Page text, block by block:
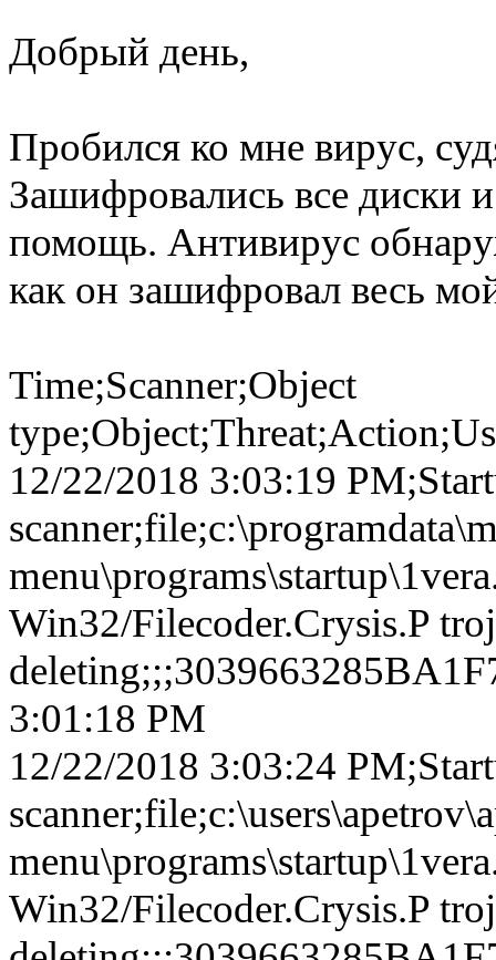
Добрый день,
Пробился ко мне вирус,
Зашифровались все диски
помощь. Антивирус
как он зашифровал весь
Time;Scanner;Object
12/22/2018 3:03:19
Win32/Filecoder.Crysis.P
3:01:18 PM
12/22/2018 3:03:24
Win32/Filecoder.Crysis.P